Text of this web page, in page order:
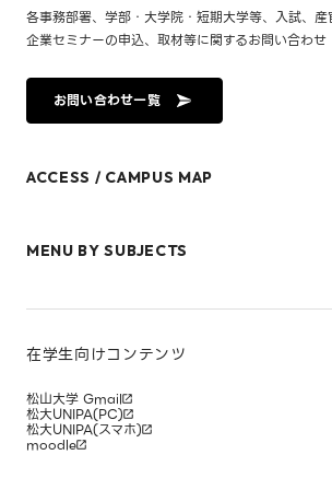
各事務部署、学部・大学院・短期大学等、入試、
企業セミナーの申込、取材等に関するお問い合わせ
お問い合わせ一覧
ACCESS / CAMPUS MAP
御幸キャンパス(運動施設)
キャンパスマップ
MENU BY SUBJECTS
在学生・保護者のみなさま
研究者・企業のみなさま
在学生向けコンテンツ
松山大学 Gmail
松大UNIPA(PC)
松大UNIPA(スマホ)
moodle